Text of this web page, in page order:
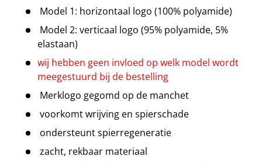
Model 1: horizontaal logo (100% polyamide)
Model 2: verticaal logo (95% polyamide, 5%
elastaan)
wij hebben geen invloed op welk model wordt
meegestuurd bij de bestelling
Merklogo gegomd op de manchet
voorkomt wrijving en spierschade
ondersteunt spierregeneratie
zacht, rekbaar materiaal